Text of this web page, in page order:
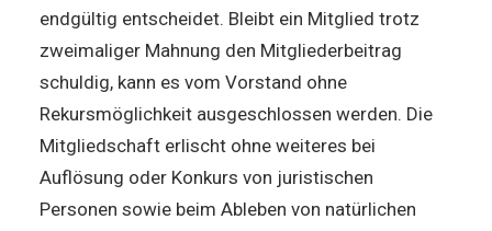
endgültig entscheidet. Bleibt ein Mitglied trotz
zweimaliger Mahnung den Mitgliederbeitrag
schuldig, kann es vom Vorstand ohne
Rekursmöglichkeit ausgeschlossen werden. Die
Mitgliedschaft erlischt ohne weiteres bei
Auflösung oder Konkurs von juristischen
Personen sowie beim Ableben von natürlichen